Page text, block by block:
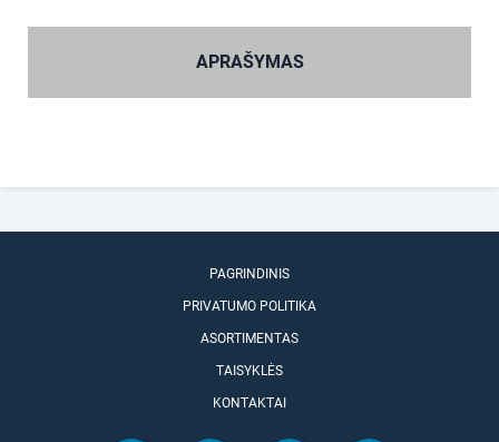
APRAŠYMAS
PAGRINDINIS
PRIVATUMO POLITIKA
ASORTIMENTAS
TAISYKLĖS
KONTAKTAI